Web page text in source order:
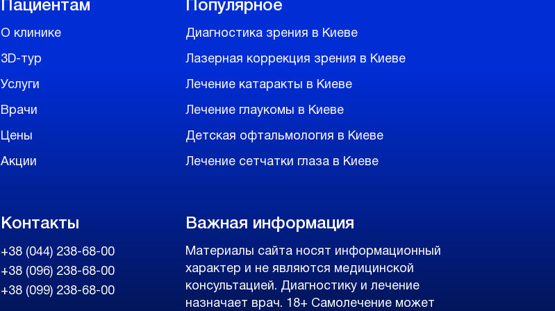
Пациентам
О клинике
3D-тур
Услуги
Врачи
Цены
Акции
Контакты
+38 (044) 238-68-00
+38 (096) 238-68-00
+38 (099) 238-68-00
Популярное
Диагностика зрения в Киеве
Лазерная коррекция зрения в Киеве
Лечение катаракты в Киеве
Лечение глаукомы в Киеве
Детская офтальмология в Киеве
Лечение сетчатки глаза в Киеве
Важная информация
Материалы сайта носят информационный
характер и не являются медицинской
консультацией. Диагностику и лечение
назначает врач. 18+ Самолечение может